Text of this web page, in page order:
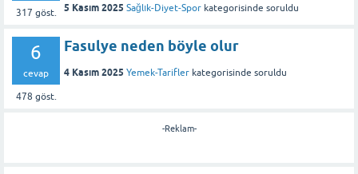
317 göst. 5 Kasım 2025 Sağlık-Diyet-Spor kategorisinde soruldu
6
cevap
478 göst.
Fasulye neden böyle olur
4 Kasım 2025 Yemek-Tarifler kategorisinde soruldu
-Reklam-